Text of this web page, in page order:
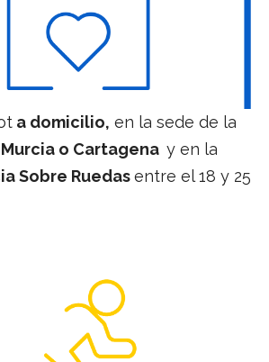
a domicilio, en la sede de la
o Cartagena y en la
Sobre Ruedasentre el 18 y 25